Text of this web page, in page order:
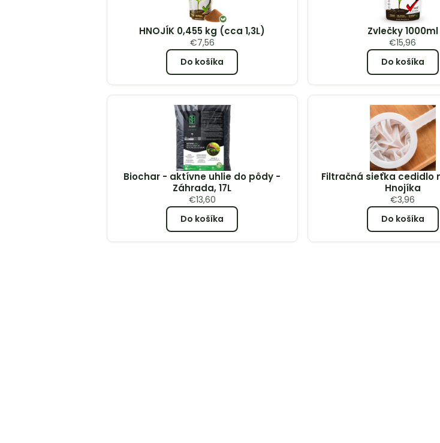
HNOJÍK 0,455 kg (cca 1,3L)
€7,56
Do košíka
Zvlečky 1000ml
€15,96
Do košíka
Biochar - aktívne uhlie do pôdy -
Záhrada, 17L
€13,60
Do košíka
Filtračná sieťka cedidlo
Hnojíka
€3,96
Do košíka